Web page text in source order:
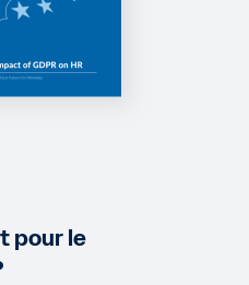
pour le